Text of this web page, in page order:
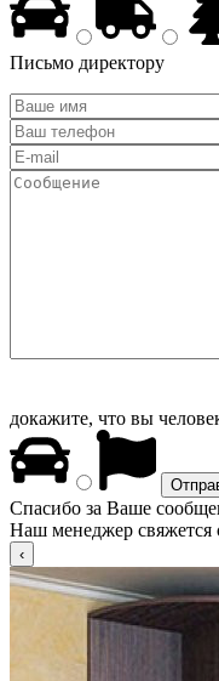
Письмо директору
докажите, что вы
Спасибо за Ваше
Наш менеджер